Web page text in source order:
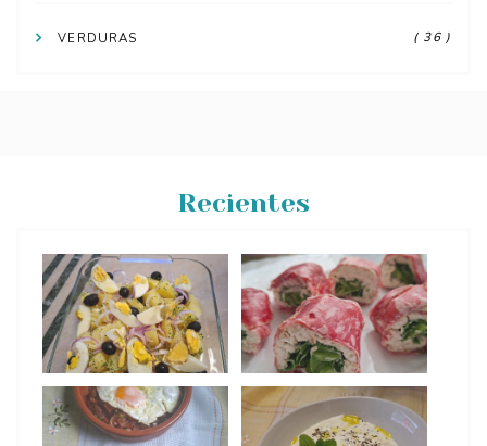
VERDURAS ( 36 )
Recientes